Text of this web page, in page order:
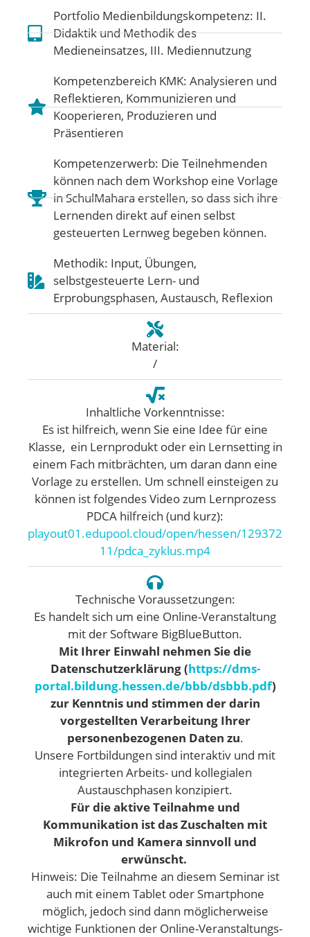
Portfolio Medienbildungskompetenz: II.
Didaktik und Methodik des
Medieneinsatzes, III. Mediennutzung
Kompetenzbereich KMK: Analysieren und
Reflektieren, Kommunizieren und
Kooperieren, Produzieren und
Präsentieren
Kompetenzerwerb: Die Teilnehmenden
können nach dem Workshop eine Vorlage
in SchulMahara erstellen, so dass sich ihre
Lernenden direkt auf einen selbst
gesteuerten Lernweg begeben können.
Methodik: Input, Übungen,
selbstgesteuerte Lern- und
Erprobungsphasen, Austausch, Reflexion
Material:
/
Inhaltliche Vorkenntnisse:
Es ist hilfreich, wenn Sie eine Idee für eine
Klasse, ein Lernprodukt oder ein Lernsetting in
einem Fach mitbrächten, um daran dann eine
Vorlage zu erstellen. Um schnell einsteigen zu
können ist folgendes Video zum Lernprozess
PDCA hilfreich (und kurz):
playout01.edupool.cloud/open/hessen/129372
11/pdca_zyklus.mp4
Technische Voraussetzungen:
​Es handelt sich um eine Online-Veranstaltung
mit der Software BigBlueButton.
Mit Ihrer Einwahl nehmen Sie die
Datenschutzerklärung (https://dms-
portal.bildung.hessen.de/bbb/dsbbb.pdf)
zur Kenntnis und stimmen der darin
vorgestellten Verarbeitung Ihrer
personenbezogenen Daten zu.
Unsere Fortbildungen sind interaktiv und mit
integrierten Arbeits- und kollegialen
Austauschphasen konzipiert.
Für die aktive Teilnahme und
Kommunikation ist das Zuschalten mit
Mikrofon und Kamera sinnvoll und
erwünscht.
Hinweis: Die Teilnahme an diesem Seminar ist
auch mit einem Tablet oder Smartphone
möglich, jedoch sind dann möglicherweise
wichtige Funktionen der Online-Veranstaltungs-